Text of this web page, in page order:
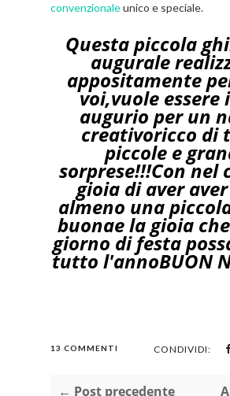
convenzionaleunico e speciale.
Questa piccola
augurale
appositamente
voi,vuole essere
augurio per un
creativoricco di
piccole e
sorprese!!!Con nel
gioia di aver
almeno una
buonae la gioia
giorno di festa
tutto l'annoBUON
13 COMMENTI CONDIVIDI:
← Post precedente